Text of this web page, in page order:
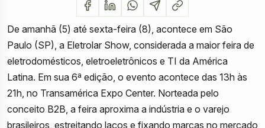
De amanhã (5) até sexta-feira (8), acontece em São
Paulo (SP), a Eletrolar Show, considerada a maior feira de
eletrodomésticos, eletroeletrônicos e TI da América
Latina. Em sua 6ª edição, o evento acontece das 13h às
21h, no Transamérica Expo Center. Norteada pelo
conceito B2B, a feira aproxima a indústria e o varejo
brasileiros, estreitando laços e fixando marcas no mercado